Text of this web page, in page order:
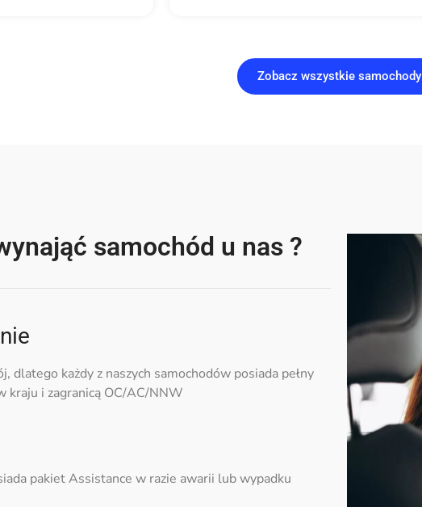
Zobacz wszystkie samochody
samochód u nas ?
dlatego każdy z naszych samochodów posiada pełny
kraju i zagranicą OC/AC/NNW
pakiet Assistance w razie awarii lub wypadku